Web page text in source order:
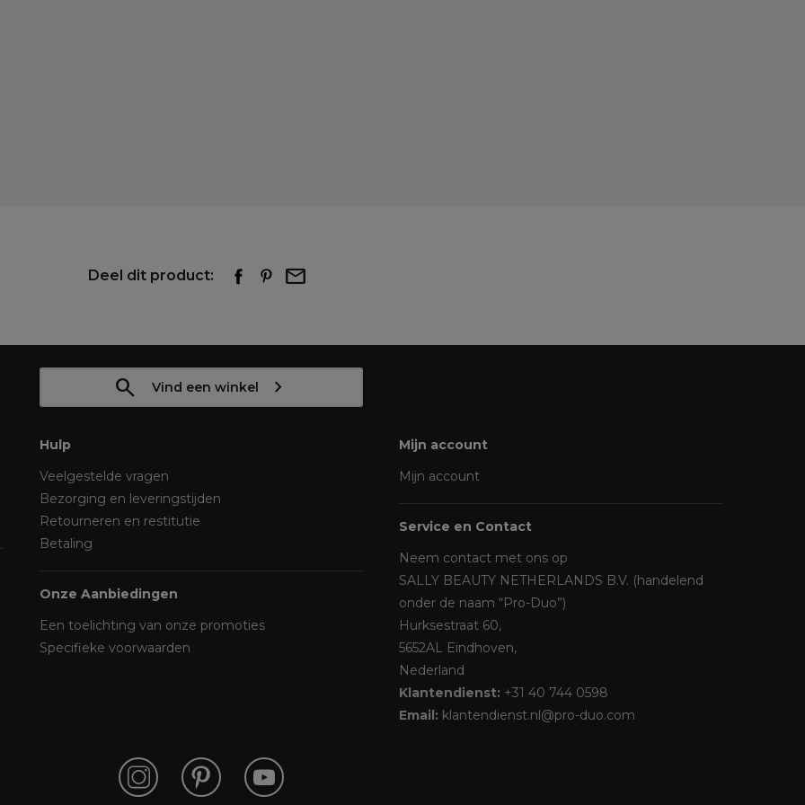
Deel dit product:
Vind een winkel
Hulp
Veelgestelde vragen
Bezorging en leveringstijden
Retourneren en restitutie
Betaling
Onze Aanbiedingen
Een toelichting van onze promoties
Specifieke voorwaarden
Mijn account
Mijn account
Service en Contact
Neem contact met ons op
SALLY BEAUTY NETHERLANDS B.V. (handelend
onder de naam “Pro-Duo”)
Hurksestraat 60,
5652AL Eindhoven,
Nederland
Klantendienst: +31 40 744 0598
Email: klantendienst.nl@pro-duo.com